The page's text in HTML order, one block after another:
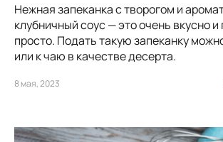
Нежная запеканка с творогом и
клубничный соус — это очень вкусно и
просто. Подать такую запеканку
или к чаю в качестве десерта.
8 мая, 2023